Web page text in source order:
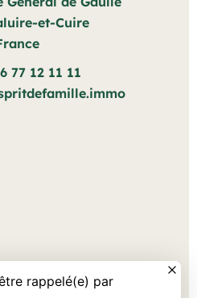
et-Cuire
77 12 11 11
d'agence